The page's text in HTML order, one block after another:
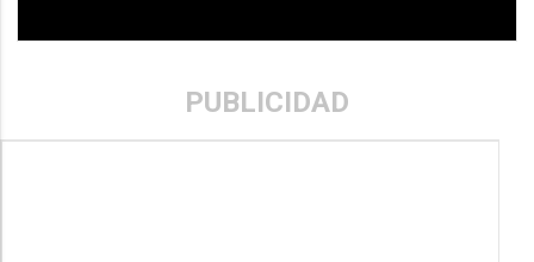
PUBLICIDAD